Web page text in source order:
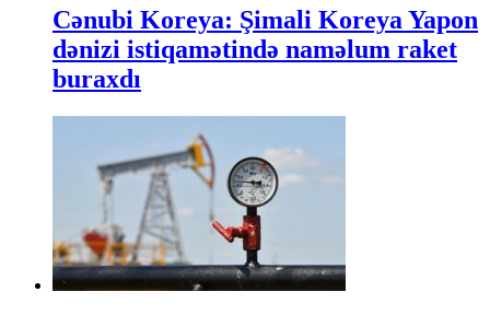
Cənubi Koreya: Şimali Koreya Yapon
dənizi istiqamətində naməlum raket
buraxdı